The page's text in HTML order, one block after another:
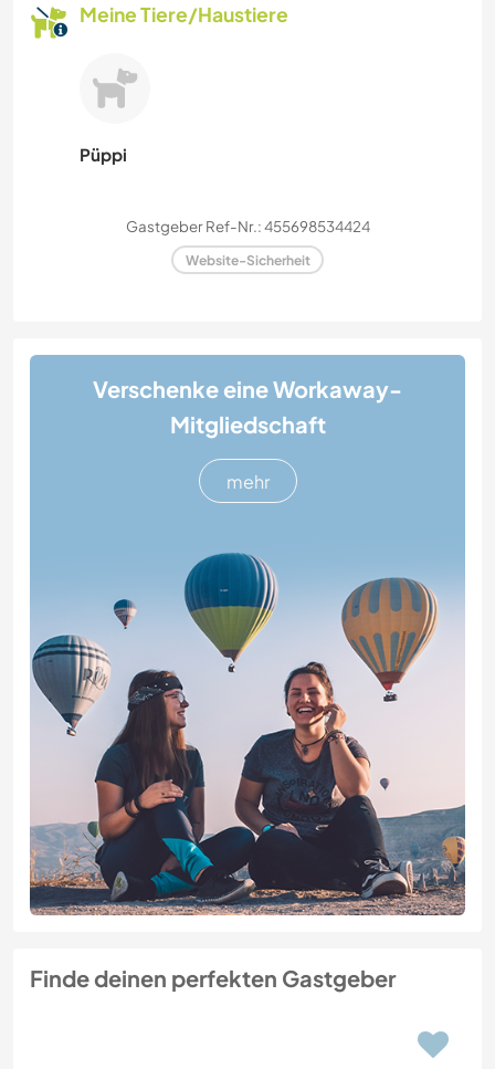
Meine Tiere/Haustiere
Püppi
Gastgeber Ref-Nr.: 455698534424
Website-Sicherheit
Verschenke eine Workaway-
Mitgliedschaft
mehr
Finde deinen perfekten Gastgeber